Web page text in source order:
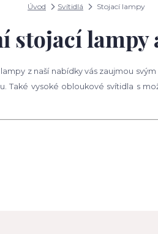
Úvod Svítidlá Stojací lampy
stojací lampy
z naší nabídky vás zaujmou
vysoké obloukové svítidla s